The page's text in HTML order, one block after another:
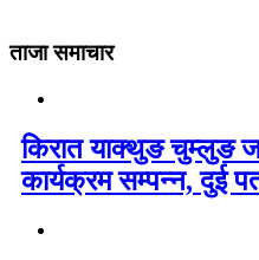
ताजा समाचार
किरात याक्थुङ चुम्लुङ
कार्यक्रम सम्पन्न, दुई